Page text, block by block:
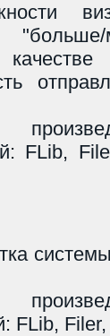
FLib,
FLib,